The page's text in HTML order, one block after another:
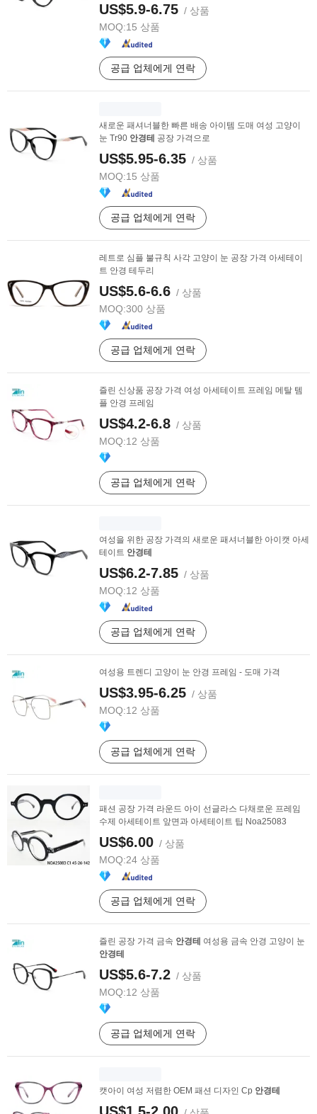
US$5.9-6.75 / 상품
MOQ:15 상품
공급 업체에게 연락
새로운 패셔너블한 빠른 배송 아이템 도매 여성 고양이
눈 Tr90 안경테 공장 가격으로
US$5.95-6.35 / 상품
MOQ:15 상품
공급 업체에게 연락
레트로 심플 불규칙 사각 고양이 눈 공장 가격 아세테이
트 안경 테두리
US$5.6-6.6 / 상품
MOQ:300 상품
공급 업체에게 연락
즐린 신상품 공장 가격 여성 아세테이트 프레임 메탈 템
플 안경 프레임
US$4.2-6.8 / 상품
MOQ:12 상품
공급 업체에게 연락
여성을 위한 공장 가격의 새로운 패셔너블한 아이캣 아세
테이트 안경테
US$6.2-7.85 / 상품
MOQ:12 상품
공급 업체에게 연락
여성용 트렌디 고양이 눈 안경 프레임 - 도매 가격
US$3.95-6.25 / 상품
MOQ:12 상품
공급 업체에게 연락
패션 공장 가격 라운드 아이 선글라스 다채로운 프레임
수제 아세테이트 앞면과 아세테이트 팁 Noa25083
US$6.00 / 상품
MOQ:24 상품
공급 업체에게 연락
즐린 공장 가격 금속 안경테
여성용 금속 안경 고양이 눈
안경테
US$5.6-7.2 / 상품
MOQ:12 상품
공급 업체에게 연락
캣아이 여성 저렴한 OEM 패션 디자인 Cp 안경테